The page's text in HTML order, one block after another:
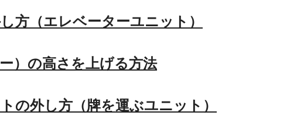
方（エレベーターユニット）
）の高さを上げる方法
の外し方（牌を運ぶユニット）